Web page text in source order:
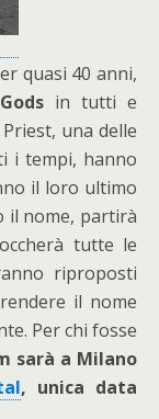
quasi 40 anni,
in tutti e
una delle
i tempi, hanno
il loro ultimo
il nome, partirà
tutte le
riproposti
il nome
Per chi fosse
sarà a Milano
, unica data